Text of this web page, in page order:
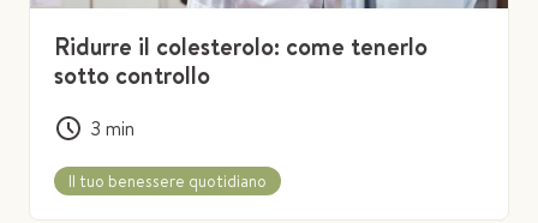
Ridurre il colesterolo: come tenerlo
sotto controllo
3 min
Il tuo benessere quotidiano